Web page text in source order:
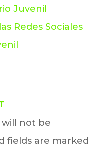
Juvenil
Redes Sociales
will not be
fields are marked